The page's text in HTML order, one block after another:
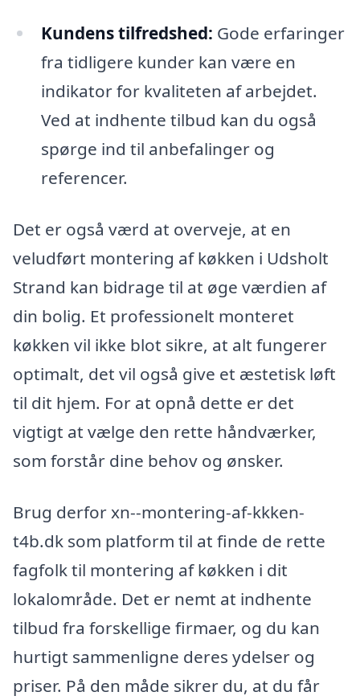
Kundens tilfredshed: Gode erfaringer
fra tidligere kunder kan være en
indikator for kvaliteten af arbejdet.
Ved at indhente tilbud kan du også
spørge ind til anbefalinger og
referencer.
Det er også værd at overveje, at en
veludført montering af køkken i Udsholt
Strand kan bidrage til at øge værdien af
din bolig. Et professionelt monteret
køkken vil ikke blot sikre, at alt fungerer
optimalt, det vil også give et æstetisk løft
til dit hjem. For at opnå dette er det
vigtigt at vælge den rette håndværker,
som forstår dine behov og ønsker.
Brug derfor xn--montering-af-kkken-
t4b.dk som platform til at finde de rette
fagfolk til montering af køkken i dit
lokalområde. Det er nemt at indhente
tilbud fra forskellige firmaer, og du kan
hurtigt sammenligne deres ydelser og
priser. På den måde sikrer du, at du får